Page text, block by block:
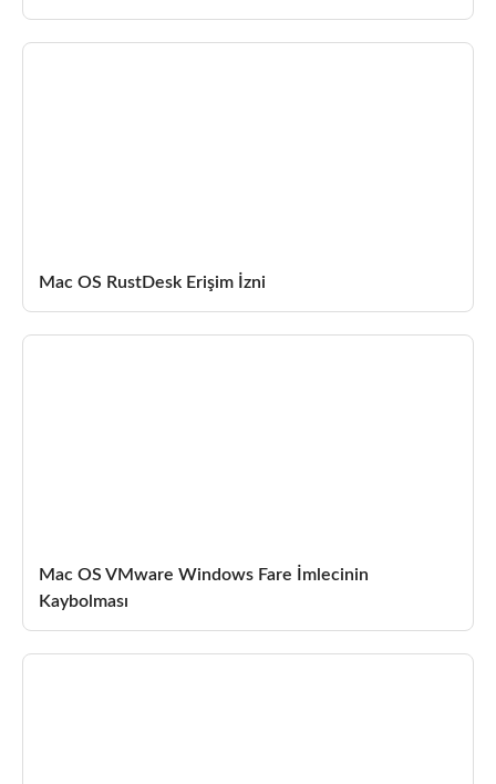
Mac OS RustDesk Erişim İzni
Mac OS VMware Windows Fare İmlecinin
Kaybolması